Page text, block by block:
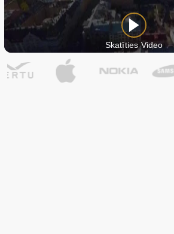
Skatīties Video